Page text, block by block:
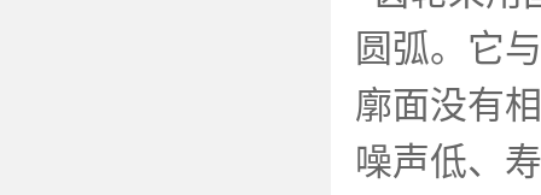
圆弧。它
廓面没有
噪声低、